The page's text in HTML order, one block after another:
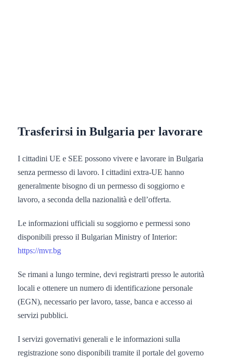
Trasferirsi in Bulgaria per lavorare
I cittadini UE e SEE possono vivere e lavorare in Bulgaria
senza permesso di lavoro. I cittadini extra-UE hanno
generalmente bisogno di un permesso di soggiorno e
lavoro, a seconda della nazionalità e dell’offerta.
Le informazioni ufficiali su soggiorno e permessi sono
disponibili presso il Bulgarian Ministry of Interior:
https://mvr.bg
Se rimani a lungo termine, devi registrarti presso le autorità
locali e ottenere un numero di identificazione personale
(EGN), necessario per lavoro, tasse, banca e accesso ai
servizi pubblici.
I servizi governativi generali e le informazioni sulla
registrazione sono disponibili tramite il portale del governo